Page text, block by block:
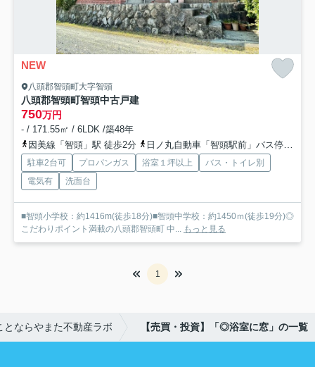
NEW
八頭郡智頭町大字智頭
八頭郡智頭町智頭中古戸建
750万円
- / 171.55㎡ / 6LDK /築48年
因美線「智頭」駅 徒歩2分
日ノ丸自動車「智頭駅前」バス停下車 徒歩2分
駐車2台可 プロパンガス 浴室１坪以上
バス・トイレ別
電気有
洗面台
■智頭小学校：約1416m(徒歩18分)■智頭中学校：約1450ｍ(徒歩19分)◎
こだわりポイント満載の八頭郡智頭町 中... もっと見る
1
とならやまた不動産ラボ 【売買・投資】「◎浴室に窓」の一覧